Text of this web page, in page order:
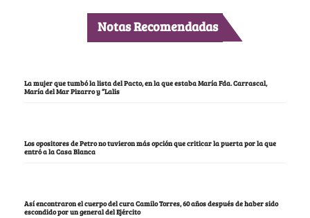
Notas Recomendadas
La mujer que tumbó la lista del Pacto, en la que estaba María Fda. Carrascal,
María del Mar Pizarro y “Lalis
Los opositores de Petro no tuvieron más opción que criticar la puerta por la que
entró a la Casa Blanca
Así encontraron el cuerpo del cura Camilo Torres, 60 años después de haber sido
escondido por un general del Ejército